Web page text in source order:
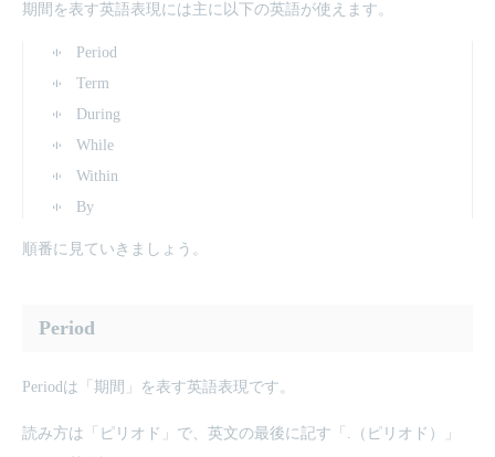
期間を表す英語表現には主に以下の英語が使えます。
Period
Term
During
While
Within
By
順番に見ていきましょう。
Period
Periodは「期間」を表す英語表現です。
読み方は「ピリオド」で、英文の最後に記す「.（ピリオド）」